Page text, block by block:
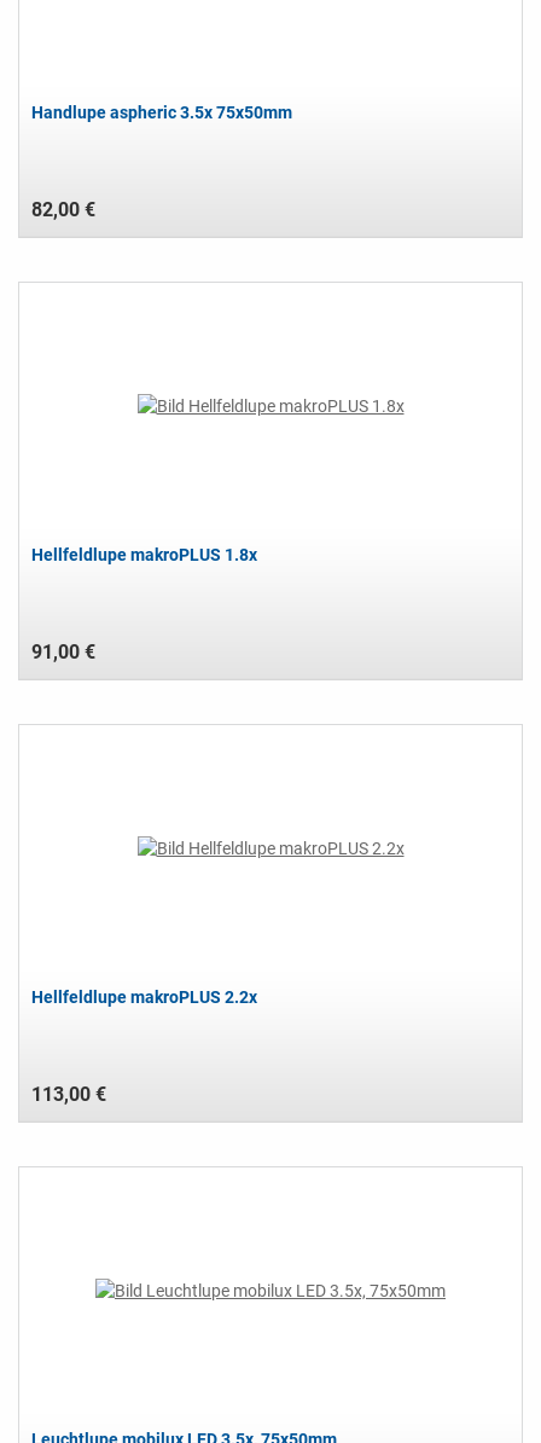
Handlupe aspheric 3.5x 75x50mm
82,00 €
Hellfeldlupe makroPLUS 1.8x
91,00 €
Hellfeldlupe makroPLUS 2.2x
113,00 €